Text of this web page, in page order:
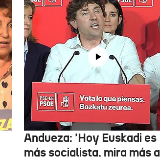
Andueza: 'Hoy Euskadi es
más socialista, mira más a